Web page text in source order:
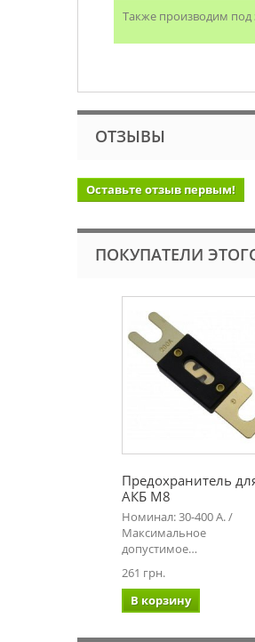
Также производим под
ОТЗЫВЫ
Оставьте отзыв первым!
ПОКУПАТЕЛИ
Предохранитель
АКБ М8
Номинал: 30-400 А. /
Максимальное
допустимое…
261 грн.
В корзину